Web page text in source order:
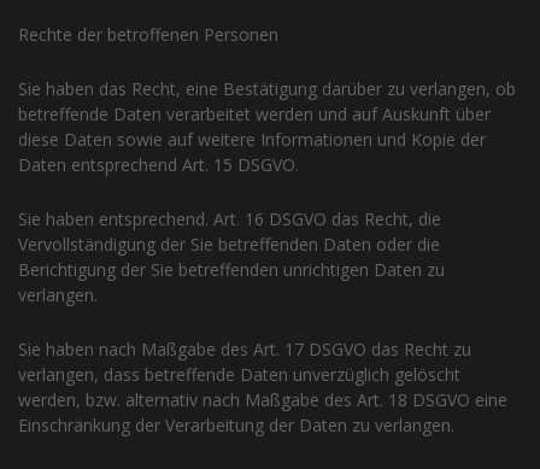
Rechte der betroffenen Personen
Sie haben das Recht, eine Bestätigung darüber zu verlangen, ob
betreffende Daten verarbeitet werden und auf Auskunft über
diese Daten sowie auf weitere Informationen und Kopie der
Daten entsprechend Art. 15 DSGVO.
Sie haben entsprechend. Art. 16 DSGVO das Recht, die
Vervollständigung der Sie betreffenden Daten oder die
Berichtigung der Sie betreffenden unrichtigen Daten zu
verlangen.
Sie haben nach Maßgabe des Art. 17 DSGVO das Recht zu
verlangen, dass betreffende Daten unverzüglich gelöscht
werden, bzw. alternativ nach Maßgabe des Art. 18 DSGVO eine
Einschränkung der Verarbeitung der Daten zu verlangen.